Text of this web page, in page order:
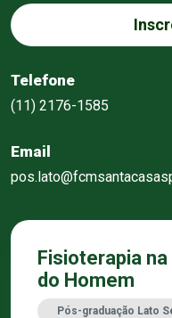
Telefone
(11) 2176-1585
Email
Fisioterapia
do Homem
Pós-graduação Lato